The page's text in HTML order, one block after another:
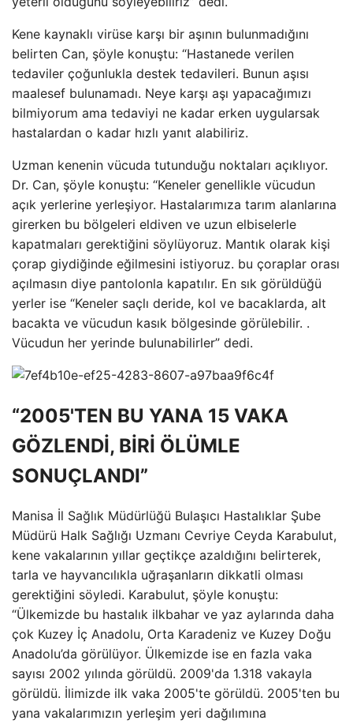
Kene kaynaklı virüse karşı bir aşının bulunmadığını
belirten Can, şöyle konuştu: “Hastanede verilen
tedaviler çoğunlukla destek tedavileri. Bunun aşısı
maalesef bulunamadı. Neye karşı aşı yapacağımızı
bilmiyorum ama tedaviyi ne kadar erken uygularsak
hastalardan o kadar hızlı yanıt alabiliriz.
Uzman kenenin vücuda tutunduğu noktaları açıklıyor.
Dr. Can, şöyle konuştu: “Keneler genellikle vücudun
açık yerlerine yerleşiyor. Hastalarımıza tarım alanlarına
girerken bu bölgeleri eldiven ve uzun elbiselerle
kapatmaları gerektiğini söylüyoruz. Mantık olarak kişi
çorap giydiğinde eğilmesini istiyoruz. bu çoraplar orası
açılmasın diye pantolonla kapatılır. En sık görüldüğü
yerler ise “Keneler saçlı deride, kol ve bacaklarda, alt
bacakta ve vücudun kasık bölgesinde görülebilir. .
Vücudun her yerinde bulunabilirler” dedi.
“2005'TEN BU YANA 15 VAKA
GÖZLENDİ, BİRİ ÖLÜMLE
SONUÇLANDI”
Manisa İl Sağlık Müdürlüğü Bulaşıcı Hastalıklar Şube
Müdürü Halk Sağlığı Uzmanı Cevriye Ceyda Karabulut,
kene vakalarının yıllar geçtikçe azaldığını belirterek,
tarla ve hayvancılıkla uğraşanların dikkatli olması
gerektiğini söyledi. Karabulut, şöyle konuştu:
“Ülkemizde bu hastalık ilkbahar ve yaz aylarında daha
çok Kuzey İç Anadolu, Orta Karadeniz ve Kuzey Doğu
Anadolu’da görülüyor. Ülkemizde ise en fazla vaka
sayısı 2002 yılında görüldü. 2009'da 1.318 vakayla
görüldü. İlimizde ilk vaka 2005'te görüldü. 2005'ten bu
yana vakalarımızın yerleşim yeri dağılımına